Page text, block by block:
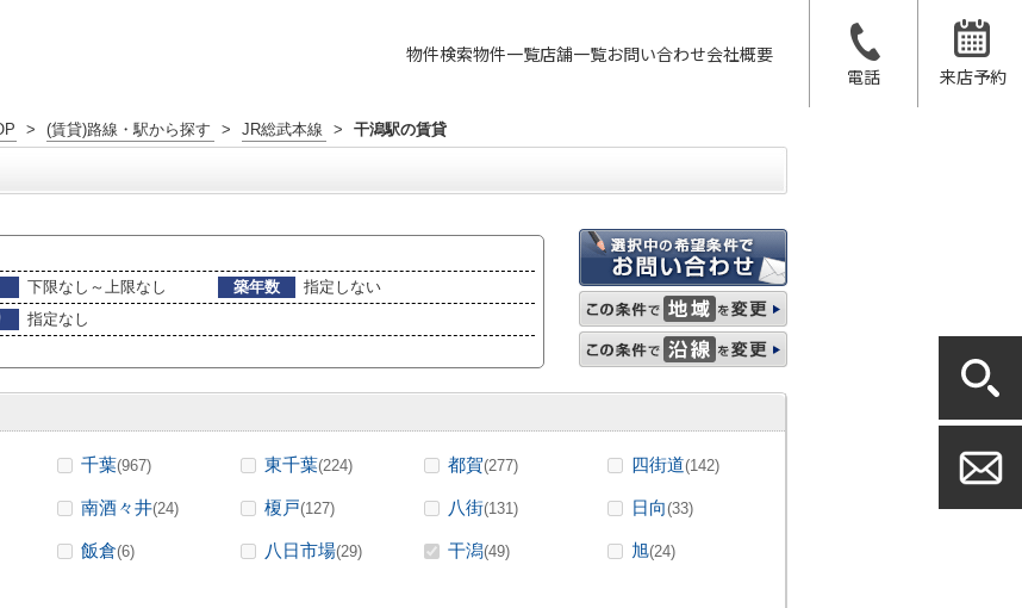
物件検索物件一覧店舗一覧お問い合わせ会社概要
電話
来店予約
> (賃貸)路線・駅から探す > JR総武本線 > 干潟駅の賃貸
下限なし～上限なし 築年数
指定しない
指定なし
千葉(967) 東千葉(224) 都賀(277) 四街道(142)
南酒々井(24) 榎戸(127) 八街(131) 日向(33)
飯倉(6) 八日市場(29) 干潟(49) 旭(24)